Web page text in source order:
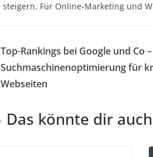
steigern. Für Online-Marketing und
Top-Rankings bei Google und Co –
Suchmaschinenoptimierung für
Webseiten
Das könnte dir